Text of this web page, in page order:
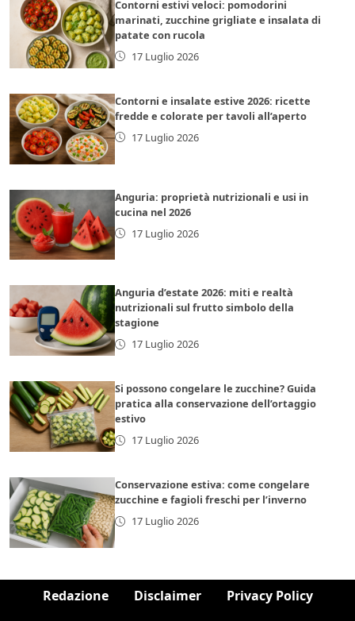
Contorni estivi veloci: pomodorini
marinati, zucchine grigliate e insalata di
patate con rucola
17 Luglio 2026
Contorni e insalate estive 2026: ricette
fredde e colorate per tavoli all’aperto
17 Luglio 2026
Anguria: proprietà nutrizionali e usi in
cucina nel 2026
17 Luglio 2026
Anguria d’estate 2026: miti e realtà
nutrizionali sul frutto simbolo della
stagione
17 Luglio 2026
Si possono congelare le zucchine? Guida
pratica alla conservazione dell’ortaggio
estivo
17 Luglio 2026
Conservazione estiva: come congelare
zucchine e fagioli freschi per l’inverno
17 Luglio 2026
Redazione Disclaimer Privacy Policy